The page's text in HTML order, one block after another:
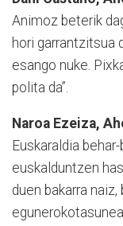
Animoz beterik
hori garrantzitsua
esango nuke.
polita da”.
Naroa Ezeiza,
Euskaraldia
euskalduntzen
duen bakarra